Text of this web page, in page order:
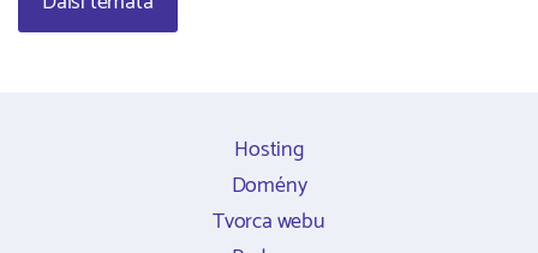
Hosting
Domény
Tvorca webu